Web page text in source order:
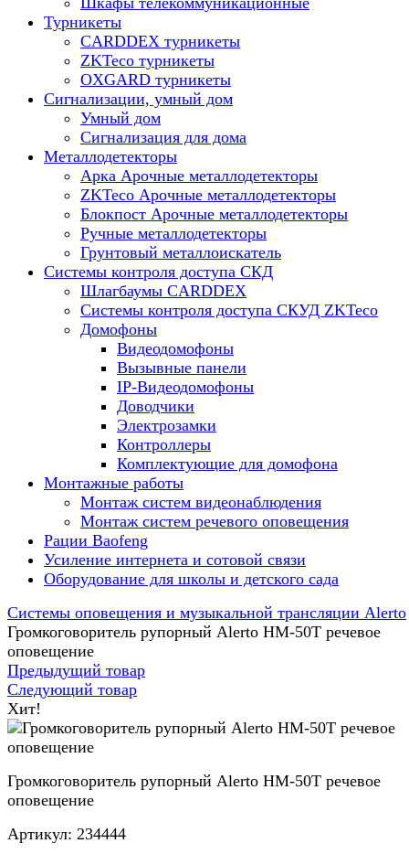
Турникеты
CARDDEX турникеты
ZKTeco турникеты
OXGARD турникеты
Сигнализации, умный дом
Умный дом
Сигнализация для дома
Металлодетекторы
Арка Арочные металлодетекторы
ZKTeco Арочные металлодетекторы
Блокпост Арочные металлодетекторы
Ручные металлодетекторы
Грунтовый металлоискатель
Системы контроля доступа СКД
Шлагбаумы CARDDEX
Системы контроля доступа СКУД ZKTeco
Домофоны
Видеодомофоны
Вызывные панели
IP-Видеодомофоны
Доводчики
Электрозамки
Контроллеры
Комплектующие для домофона
Монтажные работы
Монтаж систем видеонаблюдения
Монтаж систем речевого оповещения
Рации Baofeng
Усиление интернета и сотовой связи
Оборудование для школы и детского сада
Системы оповещения и музыкальной трансляции Alerto
Громкоговоритель рупорный Alerto HM-50T речевое
оповещение
Предыдущий товар
Следующий товар
Хит!
Громкоговоритель рупорный Alerto HM-50T речевое
оповещение
Артикул: 234444